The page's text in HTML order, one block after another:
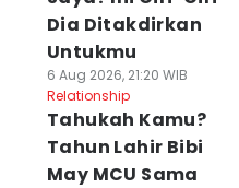
Dia Ditakdirkan
Untukmu
6 Aug 2026, 21:20 WIB
Relationship
Tahukah Kamu?
Tahun Lahir Bibi
May MCU Sama